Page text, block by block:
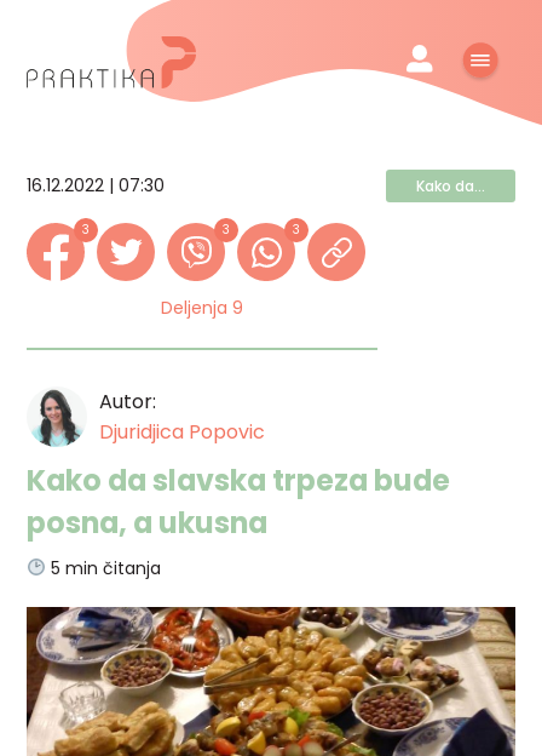
16.12.2022 | 07:30 Kako da...
3 3 3
Deljenja 9
Autor:
Djuridjica Popovic
Kako da slavska trpeza bude
posna, a ukusna
5 min čitanja